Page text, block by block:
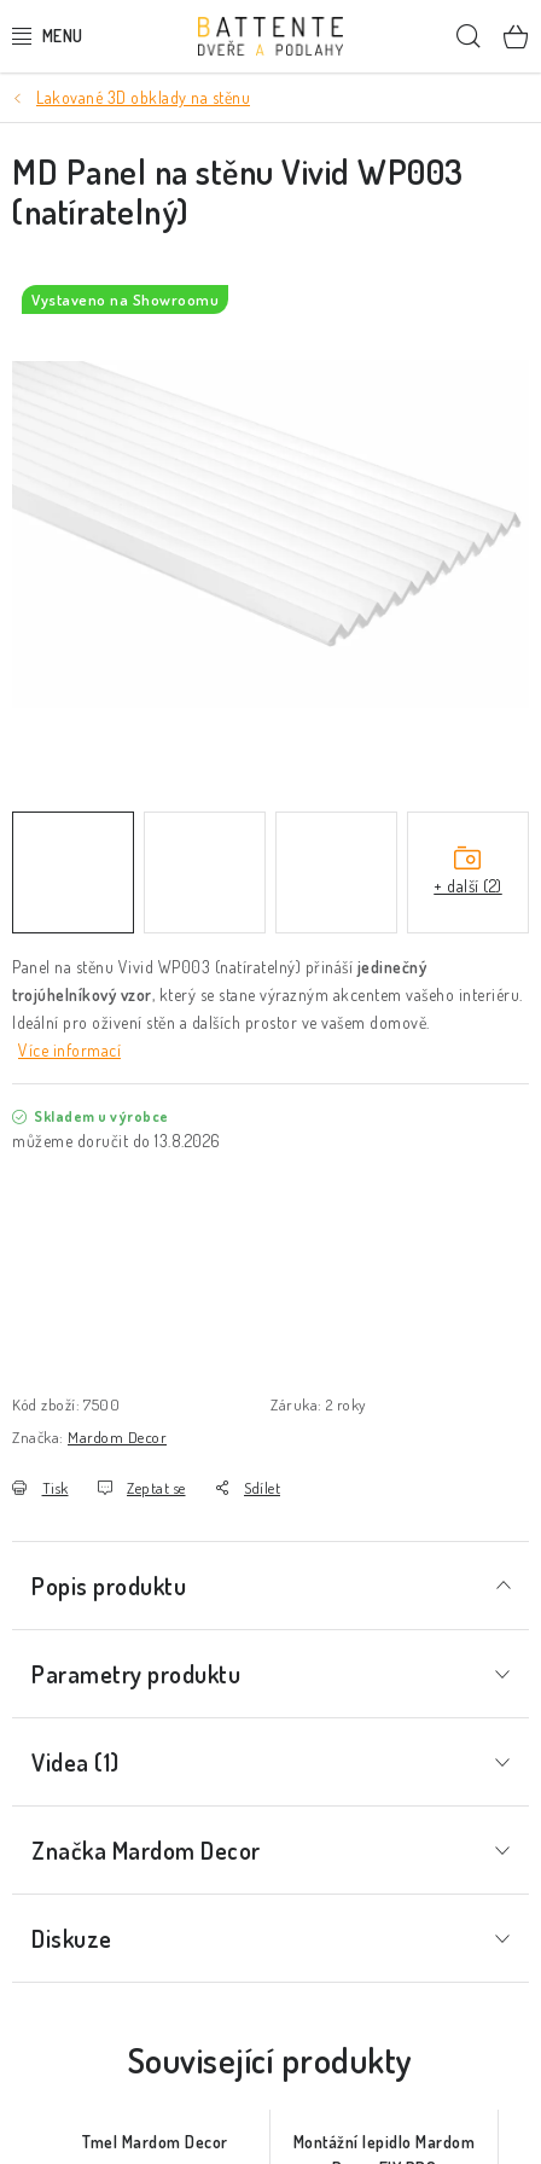
na
DVEŘE
SMRKOVÉ DVEŘE
PODLAHY
LIŠTY A DEKORAČNÍ PRVKY
KLIKY & KOVÁNÍ
Kontakty
Proč s námi
Obchodní podmínky
Lakované 3D obklady na stěnu
Panel na stěnu Vivid WP003 (natíratelný) přináší jedinečný
trojúhelníkový vzor, který se stane výrazným akcentem vašeho interiéru.
Ideální pro oživení stěn a dalších prostor ve vašem domově.
Více informací
Skladem u výrobce
13.8.2026
Kód zboží: 7500 Záruka: 2 roky
Značka: Mardom Decor
Tisk Zeptat se Sdílet
MD Panel na stěnu Vivid WP003
(natíratelný)
Vystaveno na Showroomu
+ další (2)
Popis produktu
Parametry produktu
Videa (1)
Značka Mardom Decor
Diskuze
Související produkty
Tmel Mardom Decor
Montážní lepidlo Mardom